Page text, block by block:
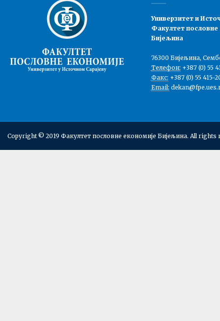
Универзитет и
Факултет пословне
Бијељина
76300 Бијељина,
Телефон: +387 (0) 55
Факс: +387 (0) 55 415-
Email:
Copyright © 2019 Факултет пословне економије Бијељина. All rights